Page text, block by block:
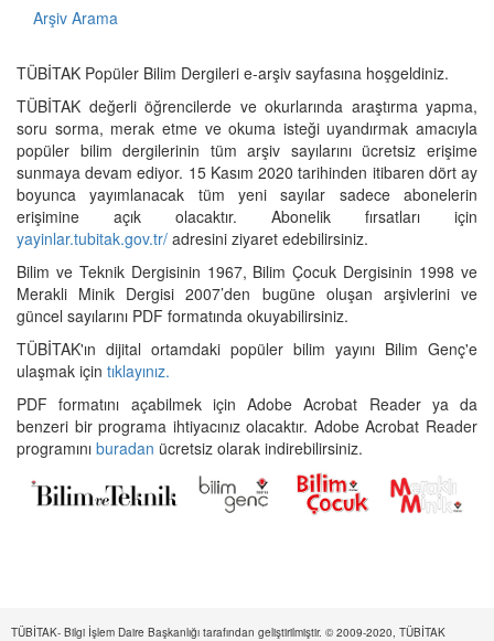
Arşiv Arama
TÜBİTAK Popüler Bilim Dergileri e-arşiv sayfasına hoşgeldiniz.
TÜBİTAK değerli öğrencilerde ve okurlarında araştırma yapma,
soru sorma, merak etme ve okuma isteği uyandırmak amacıyla
popüler bilim dergilerinin tüm arşiv sayılarını ücretsiz erişime
sunmaya devam ediyor. 15 Kasım 2020 tarihinden itibaren dört ay
boyunca yayımlanacak tüm yeni sayılar sadece abonelerin
erişimine açık olacaktır. Abonelik fırsatları için
yayinlar.tubitak.gov.tr/ adresini ziyaret edebilirsiniz.
Bilim ve Teknik Dergisinin 1967, Bilim Çocuk Dergisinin 1998 ve
Merakli Minik Dergisi 2007’den bugüne oluşan arşivlerini ve
güncel sayılarını PDF formatında okuyabilirsiniz.
TÜBİTAK'ın dijital ortamdaki popüler bilim yayını Bilim Genç'e
ulaşmak için tıklayınız.
PDF formatını açabilmek için Adobe Acrobat Reader ya da
benzeri bir programa ihtiyacınız olacaktır. Adobe Acrobat Reader
programını buradan ücretsiz olarak indirebilirsiniz.
TÜBİTAK- Bilgi İşlem Daire Başkanlığı tarafından geliştirilmiştir. © 2009-2020, TÜBİTAK